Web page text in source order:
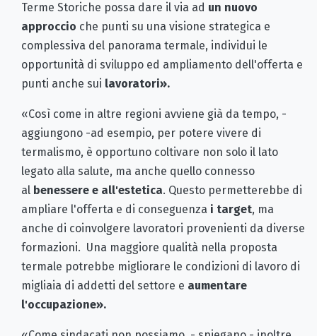
Terme Storiche possa dare il via ad un nuovo
approccio che punti su una visione strategica e
complessiva del panorama termale, individui le
opportunità di sviluppo ed ampliamento dell'offerta e
punti anche sui lavoratori».
«Così come in altre regioni avviene già da tempo, -
aggiungono -ad esempio, per potere vivere di
termalismo, è opportuno coltivare non solo il lato
legato alla salute, ma anche quello connesso
al benessere e all'estetica. Questo permetterebbe di
ampliare l'offerta e di conseguenza i target, ma
anche di coinvolgere lavoratori provenienti da diverse
formazioni. Una maggiore qualità nella proposta
termale potrebbe migliorare le condizioni di lavoro di
migliaia di addetti del settore e aumentare
l'occupazione».